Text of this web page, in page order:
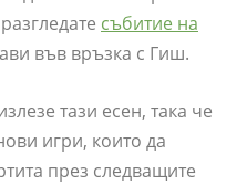
събитие на
във връзка с Гиш.
тази есен, така че
игри, които да
през следващите